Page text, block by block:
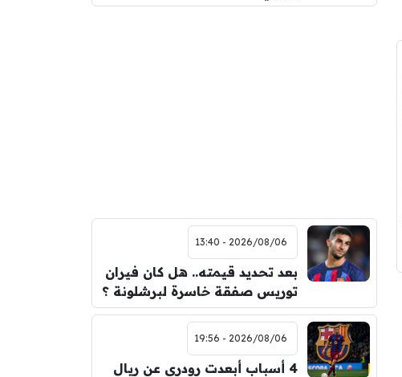
2026/08/06 - 13:40
بعد تحديد قيمته.. هل كان فيران
توريس صفقة خاسرة لبرشلونة ؟
2026/08/06 - 19:56
4 أسباب أبعدت رودري عن ريال